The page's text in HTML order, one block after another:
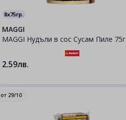
8x75гр.
MAGGI
MAGGI Нудъли в сос Сусам Пиле 75г
2.59лв.
от 29/10